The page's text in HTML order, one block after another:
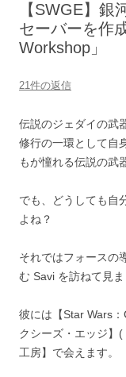
【SWGE】銀
セーバーを作
Workshop」
21件の返信
伝説のジェダイの武
修行の一環として自
もが憧れる伝説の武
でも、どうしても自
よね？
それではフォースの
む Savi を訪ねて見ま
彼には【Star Wars
クシーズ・エッジ】
工房】で会えます。